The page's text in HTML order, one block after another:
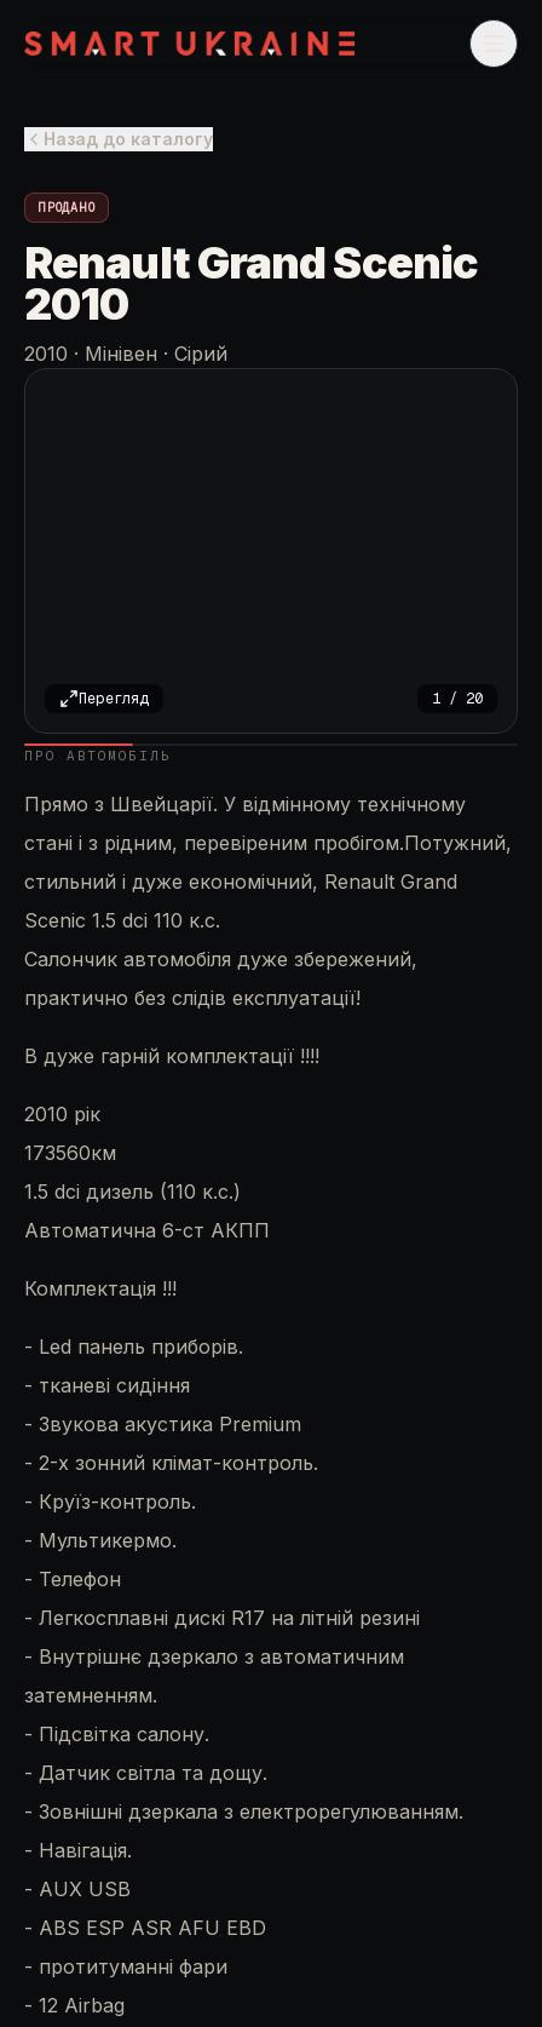
Назад до каталогу
ПРОДАНО
Renault Grand Scenic
2010
2010 · Мінівен · Сірий
1 / 20
Перегляд
ПРО АВТОМОБІЛЬ
Прямо з Швейцарії. У відмінному технічному
стані і з рідним, перевіреним пробігом.Потужний,
стильний і дуже економічний, Renault Grand
Scenic 1.5 dci 110 к.с.
Салончик автомобіля дуже збережений,
практично без слідів експлуатації!
В дуже гарній комплектації !!!!
2010 рік
173560км
1.5 dci дизель (110 к.с.)
Автоматична 6-ст АКПП
Комплектація !!!
- Led панель приборів.
- тканеві сидіння
- Звукова акустика Premium
- 2-х зонний клімат-контроль.
- Круїз-контроль.
- Мультикермо.
- Телефон
- Легкосплавні дискі R17 на літній резині
- Внутрішнє дзеркало з автоматичним
затемненням.
- Підсвітка салону.
- Датчик світла та дощу.
- Зовнішні дзеркала з електрорегулюванням.
- Навігація.
- AUX USB
- ABS ESP ASR AFU EBD
- протитуманні фари
- 12 Airbag